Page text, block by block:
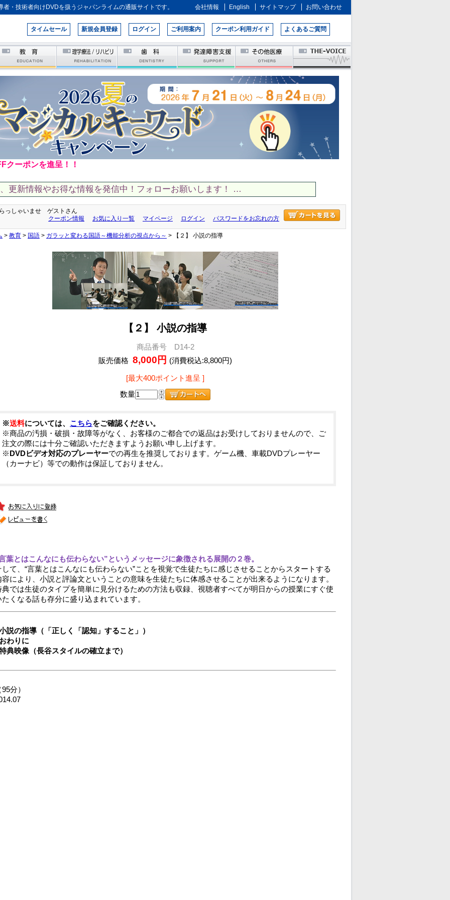
・技術者向けDVDを扱うジャパンライムの通販サイトです。 会社情報 English サイトマップ お問い合わせ
タイムセール 新規会員登録 ログイン ご利用案内 クーポン利用ガイド よくあるご質問
クーポンを進呈！！
新情報やお得な情報を発信中！フォローお願いします！ …
っしゃいませ ゲストさん
クーポン情報
お気に入り一覧 マイページ ログイン パスワードをお忘れの方
> 教育 > 国語 > ガラッと変わる国語～機能分析の視点から～ > 【２】 小説の指導
【２】 小説の指導
商品番号 D14-2
販売価格 8,000円 (消費税込:8,800円)
[最大400ポイント進呈 ]
数量
※送料については、 こちらをご確認ください。
※商品の汚損・破損・故障等がなく、お客様のご都合での返品はお受けしておりませんので、ご
注文の際には十分ご確認いただきますようお願い申し上げます。
※ DVDビデオ対応のプレーヤーでの再生を推奨しております。ゲーム機、車載DVDプレーヤー
（カーナビ）等での動作は保証しておりません。
葉とはこんなにも伝わらない”というメッセージに象徴される展開の２巻。
して、“言葉とはこんなにも伝わらない”ことを視覚で生徒たちに感じさせることからスタートする
容により、小説と評論文ということの意味を生徒たちに体感させることが出来るようになります。
典では生徒のタイプを簡単に見分けるための方法も収録、視聴者すべてが明日からの授業にすぐ使
たくなる話も存分に盛り込まれています。
説の指導（「正しく「認知」すること」）
わりに
典映像（長谷スタイルの確立まで）
分）